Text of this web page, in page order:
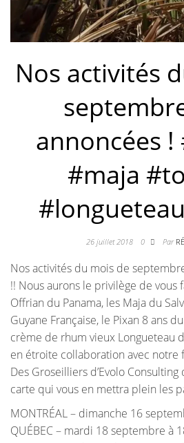
Nos activités
annoncées
#maja
26 juillet 2018 0 Par
Nos activités du mois de
!! Nous aurons le privilège de vous
Offrian du Panama, les Maja du
Guyane Française, le Pixan 8 ans
crème de rhum vieux Longueteau
en étroite collaboration avec notre
Des Groseilliers d’Evolo
carte qui vous en mettra plein les
MONTRÉAL – dimanche 16
QUÉBEC – mardi 18 septembre à